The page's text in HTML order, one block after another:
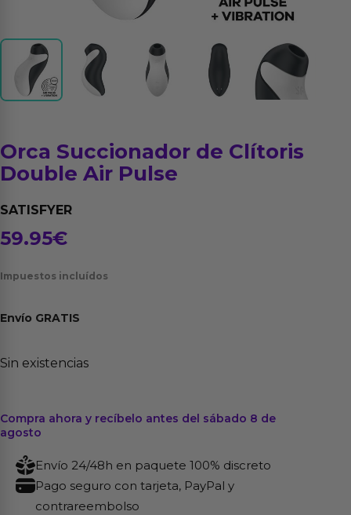
Orca Succionador de Clítoris
Double Air Pulse
SATISFYER
59.95€
Impuestos incluídos
Envío GRATIS
Sin existencias
Compra ahora y recíbelo antes del sábado 8 de
agosto
Envío 24/48h en paquete 100% discreto
Pago seguro con tarjeta, PayPal y
contrareembolso